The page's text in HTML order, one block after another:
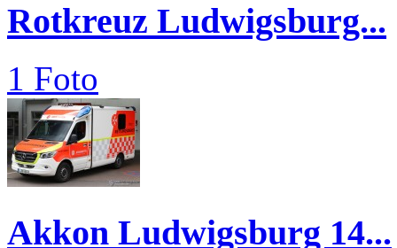
Rotkreuz Ludwigsburg...
1 Foto
Akkon Ludwigsburg 14...